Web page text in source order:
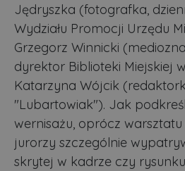
Jędryszka (fotografka,
Wydziału Promocji Urzędu
Grzegorz Winnicki
dyrektor Biblioteki Miejskiej
Katarzyna Wójcik
"Lubartowiak"). Jak
wernisażu, oprócz
jurorzy szczególnie
skrytej w kadrze czy